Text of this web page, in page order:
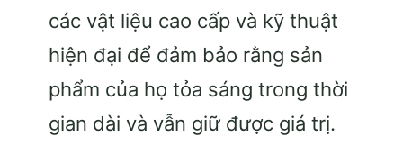
các vật liệu cao cấp và kỹ thuật
hiện đại để đảm bảo rằng sản
phẩm của họ tỏa sáng trong thời
gian dài và vẫn giữ được giá trị.